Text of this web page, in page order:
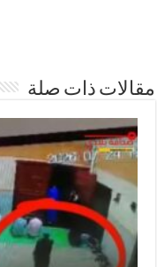
ذات صلة